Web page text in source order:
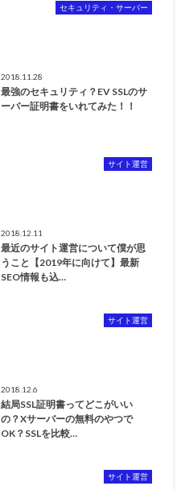
セキュリティ・サーバー
2018.11.28
最強のセキュリティ？EV SSLのサ
ーバー証明書をいれてみた！！
サイト運営
2018.12.11
最近のサイト運営について僕が思
うこと【2019年に向けて】最新
SEO情報も込…
サイト運営
2018.12.6
結局SSL証明書ってどこがいい
の？Xサーバーの無料のやつで
OK？SSLを比較…
サイト運営